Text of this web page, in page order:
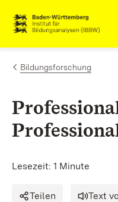
Zum Inhalt
Link zur Startseite
Bildungsforschung
Lesezeit: 1 Minute
Teilen Text